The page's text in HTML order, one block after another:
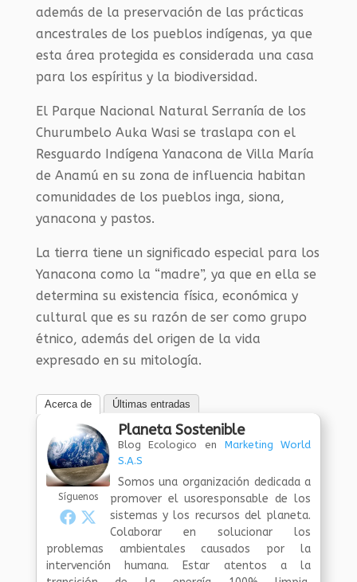
además de la preservación de las prácticas
ancestrales de los pueblos indígenas, ya que
esta área protegida es considerada una casa
para los espíritus y la biodiversidad.
El Parque Nacional Natural Serranía de los
Churumbelo Auka Wasi se traslapa con el
Resguardo Indígena Yanacona de Villa María
de Anamú en su zona de influencia habitan
comunidades de los pueblos inga, siona,
yanacona y pastos.
La tierra tiene un significado especial para los
Yanacona como la “madre”, ya que en ella se
determina su existencia física, económica y
cultural que es su razón de ser como grupo
étnico, además del origen de la vida
expresado en su mitología.
Acerca de Últimas entradas
Síguenos
Planeta Sostenible
Blog Ecologico en Marketing World
S.A.S
Somos una organización dedicada a
promover el usoresponsable de los
sistemas y los recursos del planeta.
Colaborar en solucionar los
problemas ambientales causados por la
intervención humana. Estar atentos a la